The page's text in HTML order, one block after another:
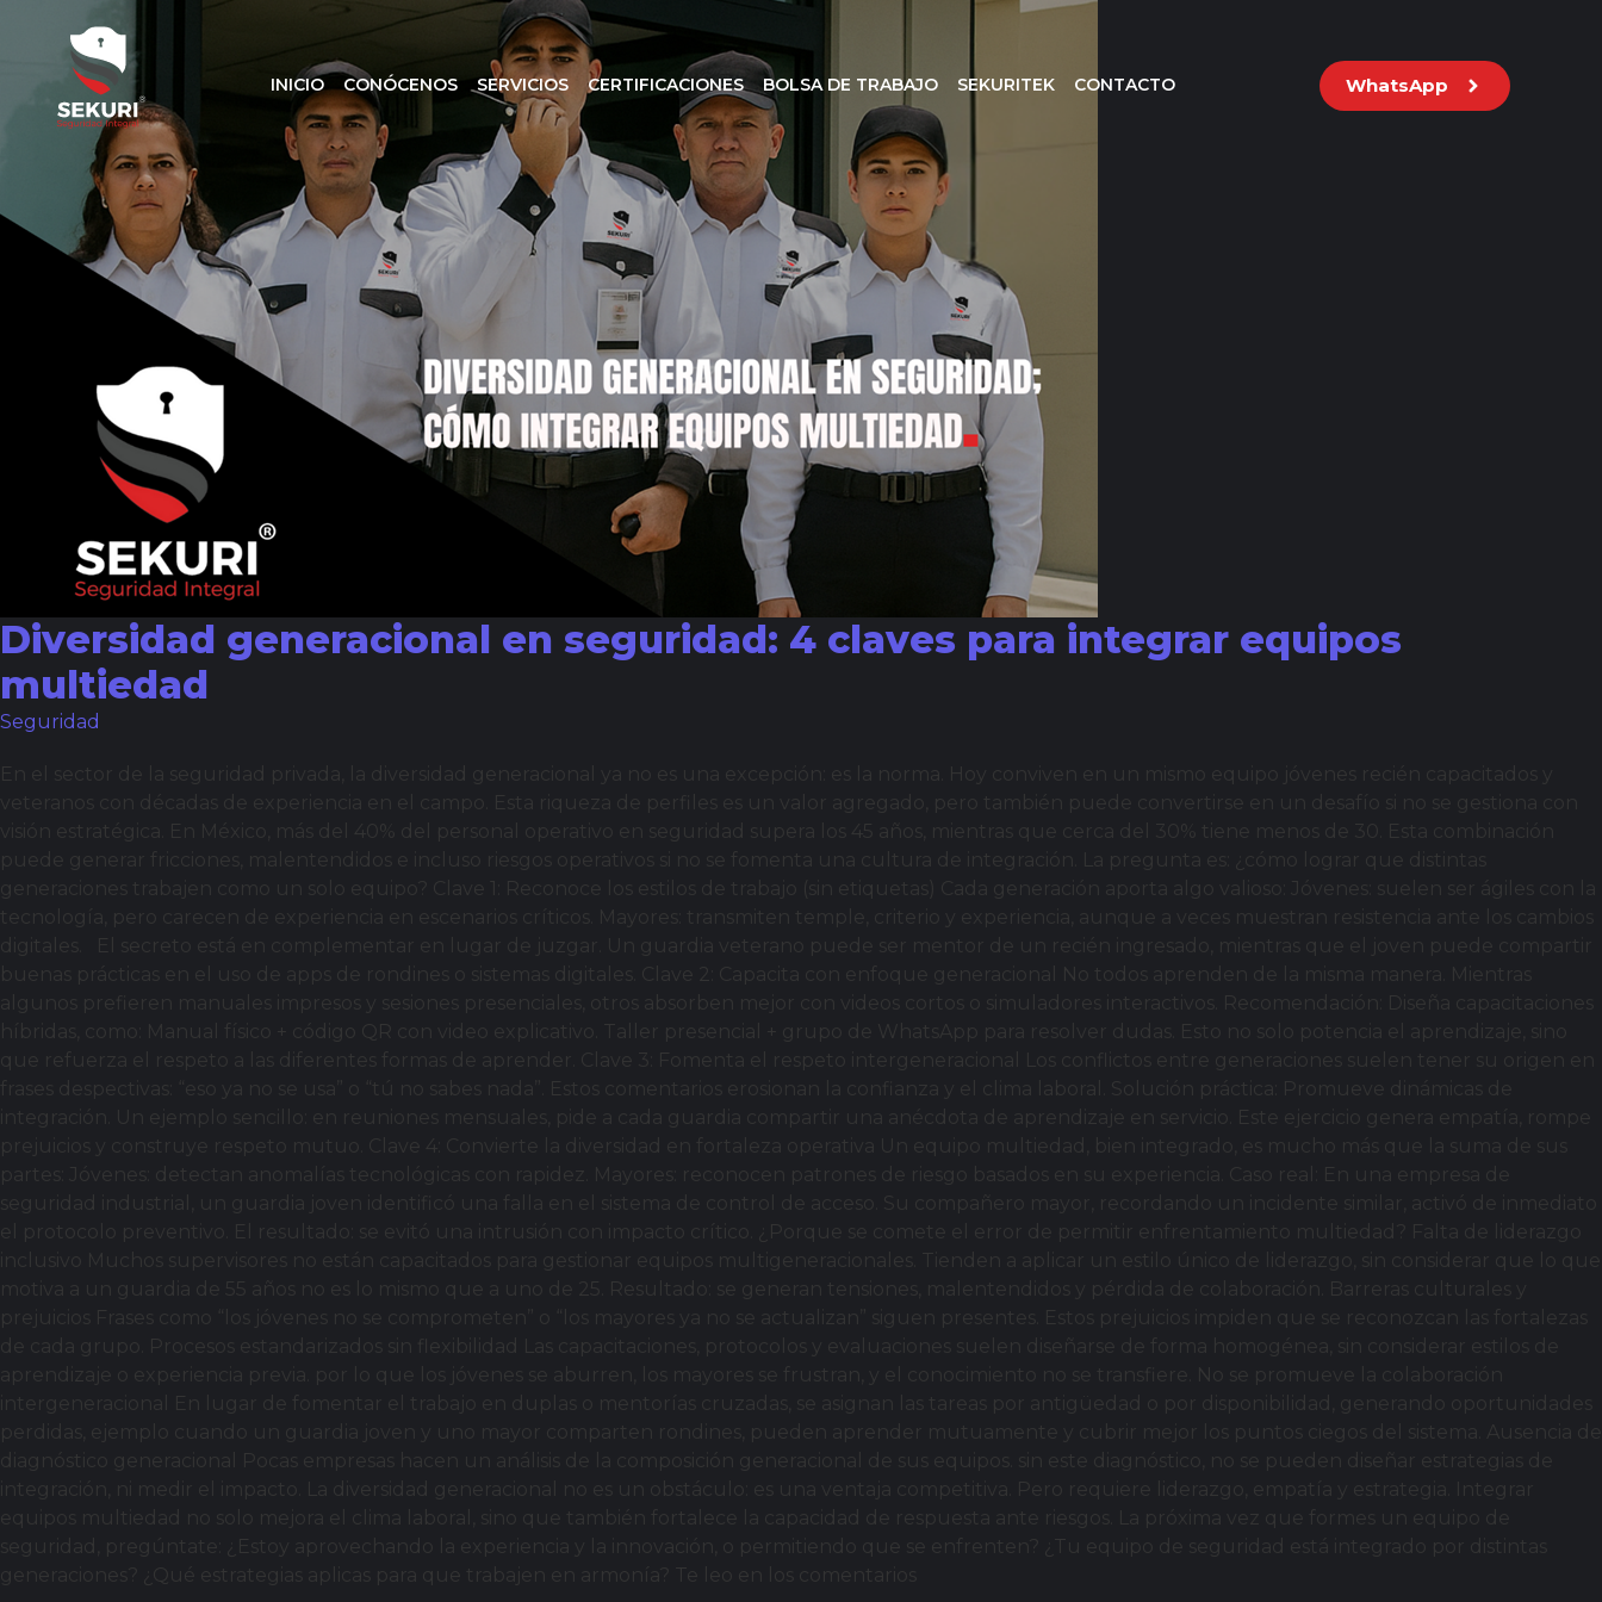
INICIO CONÓCENOS SERVICIOS CERTIFICACIONES BOLSA DE TRABAJO SEKURITEK CONTACTO WhatsApp
Diversidad generacional en seguridad: 4 claves para integrar equipos
multiedad
Seguridad
En el sector de la seguridad privada, la diversidad generacional ya no es una excepción: es la norma. Hoy conviven en un mismo equipo jóvenes recién capacitados y
veteranos con décadas de experiencia en el campo. Esta riqueza de perfiles es un valor agregado, pero también puede convertirse en un desafío si no se gestiona con
visión estratégica. En México, más del 40% del personal operativo en seguridad supera los 45 años, mientras que cerca del 30% tiene menos de 30. Esta combinación
puede generar fricciones, malentendidos e incluso riesgos operativos si no se fomenta una cultura de integración. La pregunta es: ¿cómo lograr que distintas
generaciones trabajen como un solo equipo? Clave 1: Reconoce los estilos de trabajo (sin etiquetas) Cada generación aporta algo valioso: Jóvenes: suelen ser ágiles con la
tecnología, pero carecen de experiencia en escenarios críticos. Mayores: transmiten temple, criterio y experiencia, aunque a veces muestran resistencia ante los cambios
digitales. El secreto está en complementar en lugar de juzgar. Un guardia veterano puede ser mentor de un recién ingresado, mientras que el joven puede compartir
buenas prácticas en el uso de apps de rondines o sistemas digitales. Clave 2: Capacita con enfoque generacional No todos aprenden de la misma manera. Mientras
algunos prefieren manuales impresos y sesiones presenciales, otros absorben mejor con videos cortos o simuladores interactivos. Recomendación: Diseña capacitaciones
híbridas, como: Manual físico + código QR con video explicativo. Taller presencial + grupo de WhatsApp para resolver dudas. Esto no solo potencia el aprendizaje, sino
que refuerza el respeto a las diferentes formas de aprender. Clave 3: Fomenta el respeto intergeneracional Los conflictos entre generaciones suelen tener su origen en
frases despectivas: “eso ya no se usa” o “tú no sabes nada”. Estos comentarios erosionan la confianza y el clima laboral. Solución práctica: Promueve dinámicas de
integración. Un ejemplo sencillo: en reuniones mensuales, pide a cada guardia compartir una anécdota de aprendizaje en servicio. Este ejercicio genera empatía, rompe
prejuicios y construye respeto mutuo. Clave 4: Convierte la diversidad en fortaleza operativa Un equipo multiedad, bien integrado, es mucho más que la suma de sus
partes: Jóvenes: detectan anomalías tecnológicas con rapidez. Mayores: reconocen patrones de riesgo basados en su experiencia. Caso real: En una empresa de
seguridad industrial, un guardia joven identificó una falla en el sistema de control de acceso. Su compañero mayor, recordando un incidente similar, activó de inmediato
el protocolo preventivo. El resultado: se evitó una intrusión con impacto crítico. ¿Porque se comete el error de permitir enfrentamiento multiedad? Falta de liderazgo
inclusivo Muchos supervisores no están capacitados para gestionar equipos multigeneracionales. Tienden a aplicar un estilo único de liderazgo, sin considerar que lo que
motiva a un guardia de 55 años no es lo mismo que a uno de 25. Resultado: se generan tensiones, malentendidos y pérdida de colaboración. Barreras culturales y
prejuicios Frases como “los jóvenes no se comprometen” o “los mayores ya no se actualizan” siguen presentes. Estos prejuicios impiden que se reconozcan las fortalezas
de cada grupo. Procesos estandarizados sin flexibilidad Las capacitaciones, protocolos y evaluaciones suelen diseñarse de forma homogénea, sin considerar estilos de
aprendizaje o experiencia previa. por lo que los jóvenes se aburren, los mayores se frustran, y el conocimiento no se transfiere. No se promueve la colaboración
intergeneracional En lugar de fomentar el trabajo en duplas o mentorías cruzadas, se asignan las tareas por antigüedad o por disponibilidad, generando oportunidades
perdidas, ejemplo cuando un guardia joven y uno mayor comparten rondines, pueden aprender mutuamente y cubrir mejor los puntos ciegos del sistema. Ausencia de
diagnóstico generacional Pocas empresas hacen un análisis de la composición generacional de sus equipos. sin este diagnóstico, no se pueden diseñar estrategias de
integración, ni medir el impacto. La diversidad generacional no es un obstáculo: es una ventaja competitiva. Pero requiere liderazgo, empatía y estrategia. Integrar
equipos multiedad no solo mejora el clima laboral, sino que también fortalece la capacidad de respuesta ante riesgos. La próxima vez que formes un equipo de
seguridad, pregúntate: ¿Estoy aprovechando la experiencia y la innovación, o permitiendo que se enfrenten? ¿Tu equipo de seguridad está integrado por distintas
generaciones? ¿Qué estrategias aplicas para que trabajen en armonía? Te leo en los comentarios